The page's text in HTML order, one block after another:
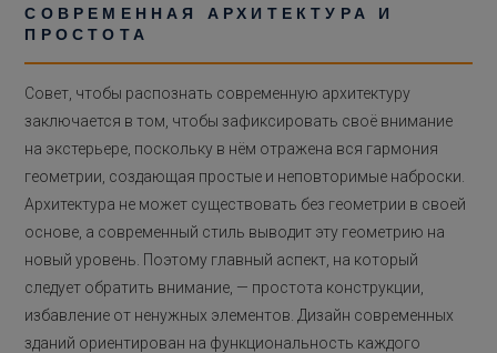
СОВРЕМЕННАЯ АРХИТЕКТУРА И
ПРОСТОТА
Совет, чтобы распознать современную архитектуру
заключается в том, чтобы зафиксировать своё внимание
на экстерьере, поскольку в нём отражена вся гармония
геометрии, создающая простые и неповторимые наброски.
Архитектура не может существовать без геометрии в своей
основе, а современный стиль выводит эту геометрию на
новый уровень. Поэтому главный аспект, на который
следует обратить внимание, — простота конструкции,
избавление от ненужных элементов. Дизайн современных
зданий ориентирован на функциональность каждого